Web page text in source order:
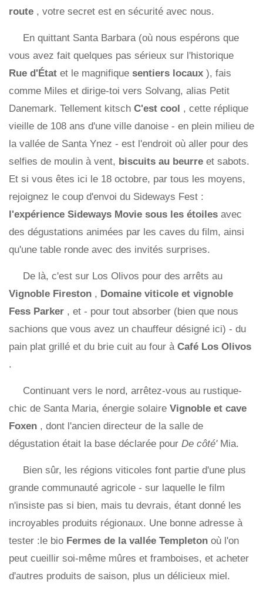
route , votre secret est en sécurité avec nous.
En quittant Santa Barbara (où nous espérons que
vous avez fait quelques pas sérieux sur l'historique
Rue d'État et le magnifique sentiers locaux ), fais
comme Miles et dirige-toi vers Solvang, alias Petit
Danemark. Tellement kitsch C'est cool , cette réplique
vieille de 108 ans d'une ville danoise - en plein milieu de
la vallée de Santa Ynez - est l'endroit où aller pour des
selfies de moulin à vent, biscuits au beurre et sabots.
Et si vous êtes ici le 18 octobre, par tous les moyens,
rejoignez le coup d'envoi du Sideways Fest :
l'expérience Sideways Movie sous les étoiles avec
des dégustations animées par les caves du film, ainsi
qu'une table ronde avec des invités surprises.
De là, c'est sur Los Olivos pour des arrêts au
Vignoble Fireston , Domaine viticole et vignoble
Fess Parker , et - pour tout absorber (bien que nous
sachions que vous avez un chauffeur désigné ici) - du
pain plat grillé et du brie cuit au four à Café Los Olivos
.
Continuant vers le nord, arrêtez-vous au rustique-
chic de Santa Maria, énergie solaire Vignoble et cave
Foxen , dont l'ancien directeur de la salle de
dégustation était la base déclarée pour De côté' Mia.
Bien sûr, les régions viticoles font partie d'une plus
grande communauté agricole - sur laquelle le film
n'insiste pas si bien, mais tu devrais, étant donné les
incroyables produits régionaux. Une bonne adresse à
tester :le bio Fermes de la vallée Templeton où l'on
peut cueillir soi-même mûres et framboises, et acheter
d'autres produits de saison, plus un délicieux miel.